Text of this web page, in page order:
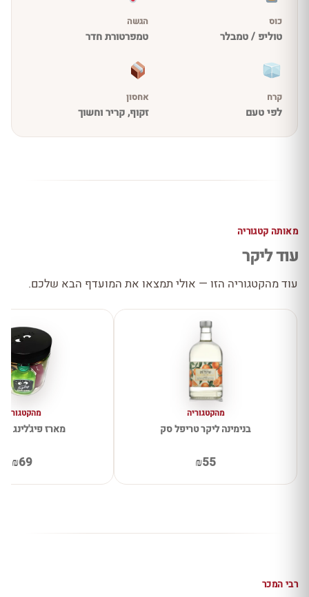
כוס
טוליפ / טמבלר
הגשה
טמפרטורת חדר
קרח
לפי טעם
אחסון
זקוף, קריר וחשוך
מאותה קטגוריה
עוד ליקר
עוד מהקטגוריה הזו — אולי תמצאו את המועדף הבא שלכם.
מהקטגוריה
בנימינה ליקר טריפל סק
₪55
מהקטגוריה
מארז פיג'לינג 8 יחידות
₪69
רבי המכר